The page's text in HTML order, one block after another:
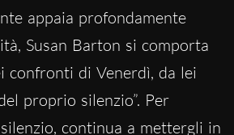
appaia profondamente
Susan Barton si comporta
confronti di Venerdì, da lei
proprio silenzio”. Per
continua a mettergli in